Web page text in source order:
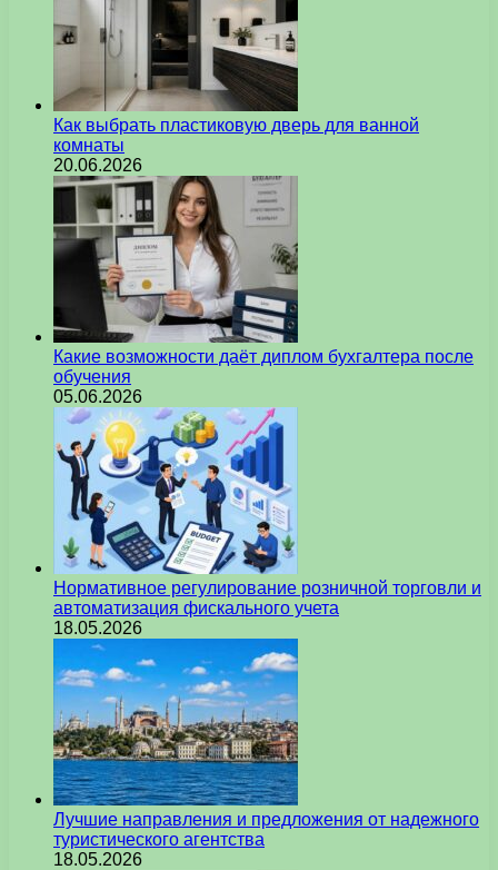
Как выбрать пластиковую дверь для ванной
комнаты
20.06.2026
Какие возможности даёт диплом бухгалтера после
обучения
05.06.2026
Нормативное регулирование розничной торговли и
автоматизация фискального учета
18.05.2026
Лучшие направления и предложения от надежного
туристического агентства
18.05.2026